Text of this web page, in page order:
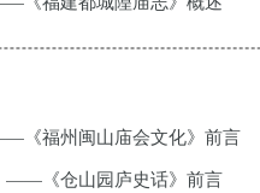
《福州闽山庙会文化》前言
——《仓山园庐史话》前言